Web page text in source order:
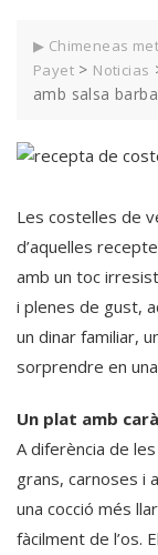
▶ Chimeneas
Payet > Noticias
amb salsa
Les costelles de
d’aquelles
amb un toc
i plenes de gust,
un dinar familiar,
sorprendre en
Un plat amb
A diferència de
grans, carnoses i
una cocció més
fàcilment de l’os.